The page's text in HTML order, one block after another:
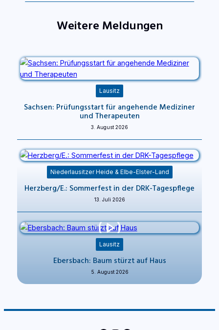
Weitere Meldungen
Lausitz
Sachsen: Prüfungsstart für angehende Mediziner
und Therapeuten
3. August 2026
Niederlausitzer Heide & Elbe-Elster-Land
Herzberg/E.: Sommerfest in der DRK-Tagespflege
13. Juli 2026
Lausitz
Ebersbach: Baum stürzt auf Haus
5. August 2026